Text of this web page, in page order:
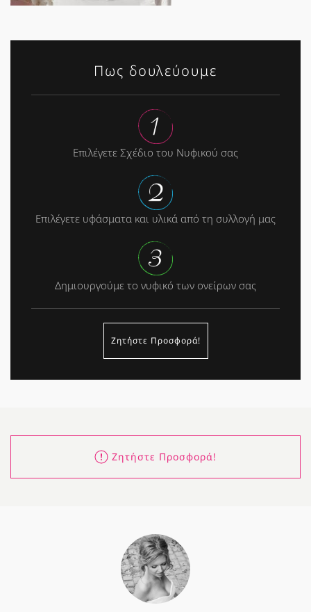
Πως δουλεύουμε
Επιλέγετε Σχέδιο του Νυφικού σας
Επιλέγετε υφάσματα και υλικά από τη συλλογή μας
Δημιουργούμε το νυφικό των ονείρων σας
Ζητήστε Προσφορά!
Ζητήστε Προσφορά!